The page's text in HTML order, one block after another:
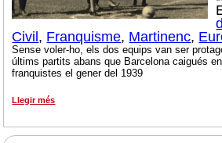
Civil , Franquisme, Martinenc,
Sense voler-ho, els dos equips van ser
últims partits abans que Barcelona caigués
franquistes el gener del 1939
Llegir més